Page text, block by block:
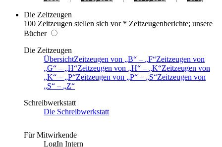
Die Zeitzeugen
100 Zeitzeugen stellen sich vor * Zeitzeugenberichte; unsere
Bücher
Die Zeitzeugen
ÜbersichtZeitzeugen von B – F Zeitzeugen von
G
– H Zeitzeugen von H – K Zeitzeugen von
K
– P Zeitzeugen von P – S Zeitzeugen von
S
–
Z
Schreibwerkstatt
Die Schreibwerkstatt
Für Mitwirkende
LogIn Intern